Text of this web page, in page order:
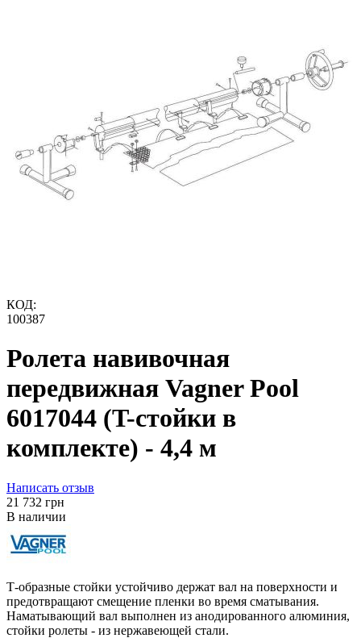
КОД:
100387
Ролета навивочная
передвижная Vagner Pool
6017044 (T-стойки в
комплекте) - 4,4 м
Написать отзыв
‍21 732‍ грн
В наличии
Т-образные стойки устойчиво держат вал на поверхности и
предотвращают смещение пленки во время сматывания.
Наматывающий вал выполнен из анодированного алюминия,
стойки ролеты - из нержавеющей стали.